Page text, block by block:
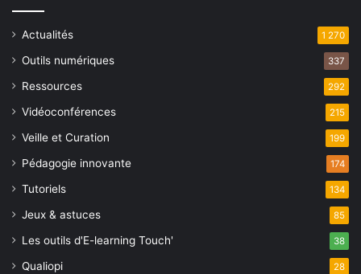
Actualités 1 270
Outils numériques 337
Ressources 292
Vidéoconférences 215
Veille et Curation 199
Pédagogie innovante 174
Tutoriels 134
Jeux & astuces 85
Les outils d'E-learning Touch' 38
Qualiopi 28